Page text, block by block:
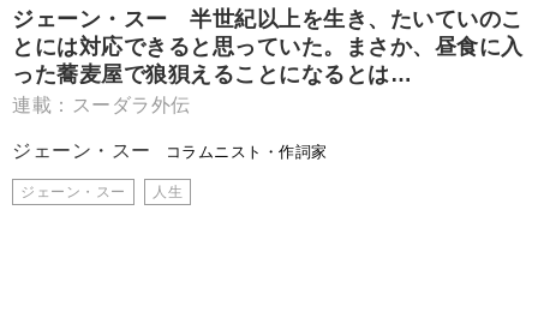
ジェーン・スー 半世紀以上を生き、たいていのこ
とには対応できると思っていた。まさか、昼食に入
った蕎麦屋で狼狽えることになるとは…
連載：スーダラ外伝
ジェーン・スー コラムニスト・作詞家
ジェーン・スー 人生